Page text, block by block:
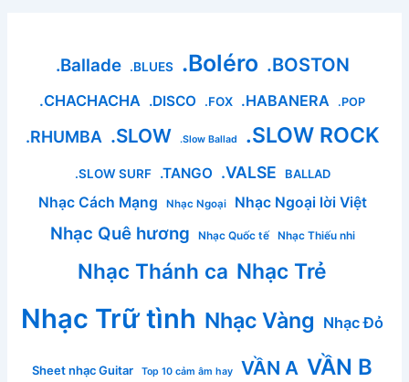
.Ballade .BLUES .Boléro .BOSTON
.CHACHACHA .DISCO .FOX .HABANERA .POP
.RHUMBA .SLOW .Slow Ballad .SLOW ROCK
.SLOW SURF .TANGO .VALSE BALLAD
Nhạc Cách Mạng Nhạc Ngoại Nhạc Ngoại lời Việt
Nhạc Quê hương Nhạc Quốc tế Nhạc Thiếu nhi
Nhạc Thánh ca Nhạc Trẻ
Nhạc Trữ tình Nhạc Vàng Nhạc Đỏ
Sheet nhạc Guitar Top 10 cảm âm hay VẦN A VẦN B